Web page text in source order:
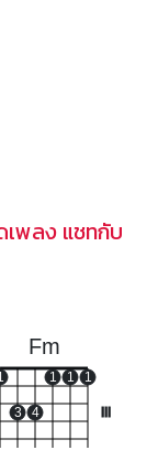
พลง แชทกับ
Fm
3 4
1 1 1